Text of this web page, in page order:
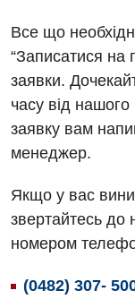
Для дорослих
Акушерство і
Алергологія,
Андрологія
Безоплатні
Вакцинація
Педіатричне
Терапевтичне
Хірургічне
Швидка
Російська
Все що
“Записатися на
заявки.
часу від нашого
заявку вам
менеджер.
Якщо у вас
звертайтесь до
номером
(0482) 307-